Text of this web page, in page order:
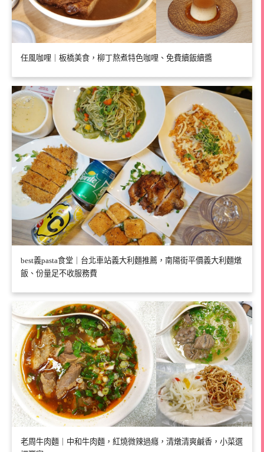
任風咖哩｜板橋美食，柳丁熬煮特色咖哩、免費續飯續醬
best義pasta食堂｜台北車站義大利麵推薦，南陽街平價義大利麵燉
飯、份量足不收服務費
老周牛肉麵｜中和牛肉麵，紅燒微辣過癮，清燉清爽鹹香，小菜選